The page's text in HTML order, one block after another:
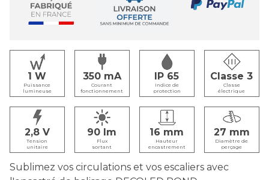
1
Puissance
lumineuse
350
Courant
fonctionnement
IP 65
Indice de
protection
Classe 3
Classe
électrique
2,8
Tension
unitaire
90
Flux
sortant
16
Hauteur
encastrement
27
Diamètre de
perçage
Sublimez vos circulations et vos escaliers avec